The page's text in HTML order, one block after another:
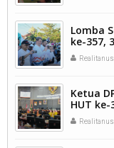
Lomba
ke-357,
Arau.
Ketua
HUT
dan